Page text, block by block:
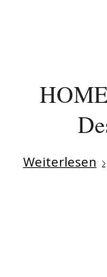
Weiterlesen